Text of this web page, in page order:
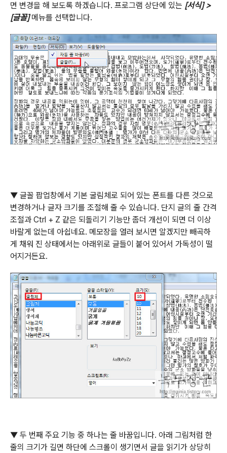
면 변경을 해 보도록 하겠습니다. 프로그램 상단에 있는 [서식] >
[글꼴] 메뉴를 선택합니다.
▼ 글꼴 팝업창에서 기본 굴림체로 되어 있는 폰트를 다른 것으로
변경하거나 글자 크기를 조절해 줄 수 있습니다. 단지 글의 줄 간격
조절과 Ctrl + Z 같은 되돌리기 기능만 좀더 개선이 되면 더 이상
바랄게 없는데 아쉽네요. 메모장을 열러 보시면 알겠지만 빼곡하
게 채워 진 상태에서는 아래위로 글들이 붙어 있어서 가독성이 떨
어지거든요.
▼ 두 번째 주요 기능 중 하나는 줄 바꿈입니다. 아래 그림처럼 한
줄의 크기가 길면 하단에 스크롤이 생기면서 글을 읽기가 상당히